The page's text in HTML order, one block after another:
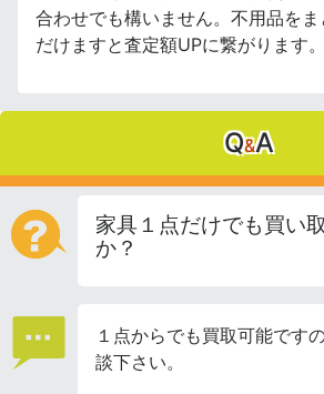
合わせでも構いません。不用品を
だけますと査定額UPに繋がります。
Q&A
家具１点だけでも買い
か？
１点からでも買取可能です
談下さい。